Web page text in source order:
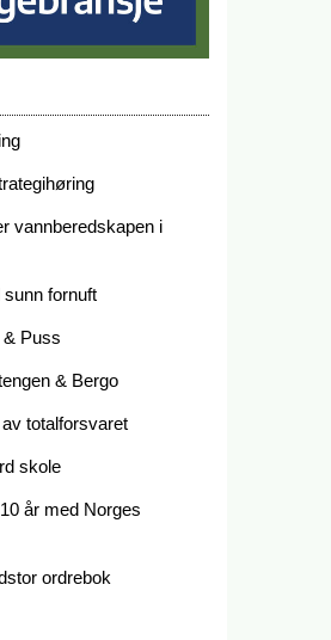
vannberedskapen i
fornuft
& Puss
& Bergo
totalforsvaret
skole
år med Norges
ordrebok